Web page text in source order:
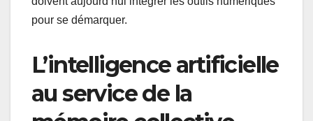
pour se démarquer.
L’intelligence artificielle
au service de la